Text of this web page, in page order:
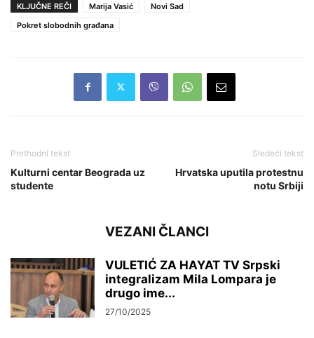
KLJUČNE REČI Marija Vasić
Novi Sad
Pokret slobodnih građana
Prethodni tekst
Kulturni centar Beograda uz
studente
Sledeći tekst
Hrvatska uputila protestnu
notu Srbiji
VEZANI ČLANCI
VULETIĆ ZA HAYAT TV Srpski
integralizam Mila Lompara je
drugo ime...
27/10/2025